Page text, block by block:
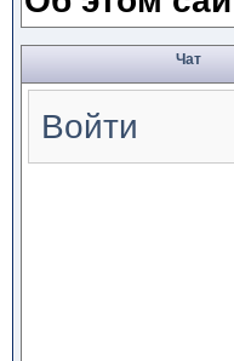
Чат
Войти